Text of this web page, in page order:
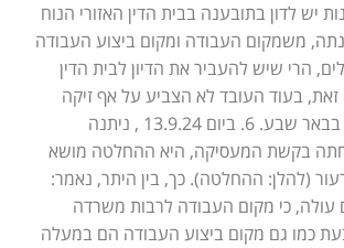
5 לתקנות יש לדון בתובענה בבית הדין האזורי הנוח
משמקום העבודה ומקום ביצוע העבודה
הרי שיש להעביר את הדיון לבית הדין
זאת, בעוד העובד לא הצביע על אף זיקה
לבית הדין האזורי בבאר שבע. 6. ביום 13.9.24 , ניתנה
בקשת המעסיקה, היא ההחלטה מושא
(להלן: ההחלטה). כך, בין היתר, נאמר:
עולה, כי מקום העבודה לרבות משרדה
כמו גם מקום ביצוע העבודה הם במעלה